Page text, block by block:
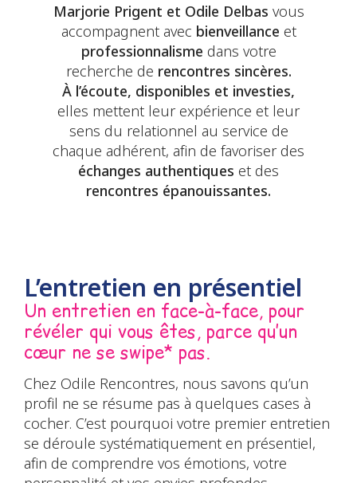
Marjorie Prigent et Odile Delbas vous
accompagnent avec bienveillance et
professionnalisme dans votre
recherche de rencontres sincères.
À l’écoute, disponibles et investies,
elles mettent leur expérience et leur
sens du relationnel au service de
chaque adhérent, afin de favoriser des
échanges authentiques et des
rencontres épanouissantes.
L’entretien en présentiel
Un entretien en face-à-face, pour
révéler qui vous êtes, parce qu’un
cœur ne se swipe* pas.
Chez Odile Rencontres, nous savons qu’un
profil ne se résume pas à quelques cases à
cocher. C’est pourquoi votre premier entretien
se déroule systématiquement en présentiel,
afin de comprendre vos émotions, votre